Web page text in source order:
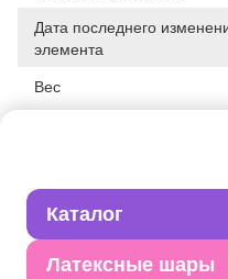
Каталог
Латексные шары
Дата последнего
элемента
Вес
Карнавальная маска из
Посмотреть Маска Заяц
оптовых закупок
Товар из коллекции